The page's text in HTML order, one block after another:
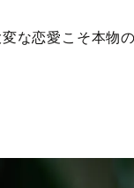
な恋愛こそ本物